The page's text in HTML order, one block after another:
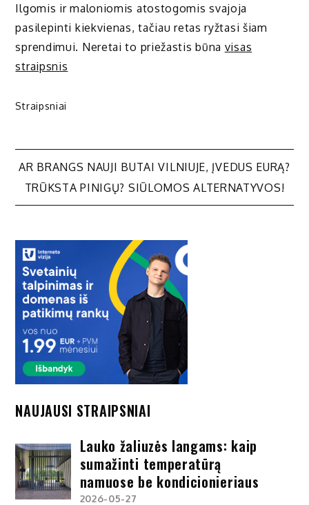
Ilgomis ir maloniomis atostogomis svajoja
pasilepinti kiekvienas, tačiau retas ryžtasi šiam
sprendimui. Neretai to priežastis būna visas
straipsnis
Straipsniai
Navigacija
tarp
įrašų
AR BRANGS NAUJI BUTAI VILNIUJE, ĮVEDUS EURĄ?
TRŪKSTA PINIGŲ? SIŪLOMOS ALTERNATYVOS!
NAUJAUSI STRAIPSNIAI
Lauko žaliuzės langams: kaip
sumažinti temperatūrą
namuose be kondicionieriaus
2026-05-27